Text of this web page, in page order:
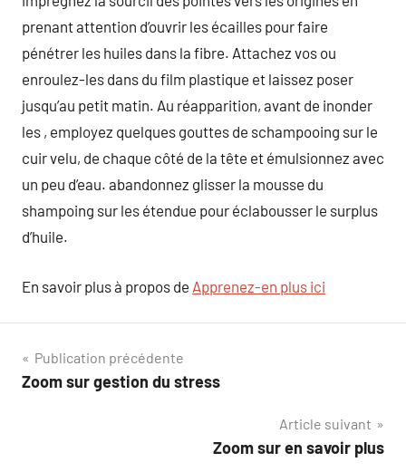
prenant attention d’ouvrir les écailles pour faire
pénétrer les huiles dans la fibre. Attachez vos ou
enroulez-les dans du film plastique et laissez poser
jusqu’au petit matin. Au réapparition, avant de inonder
les , employez quelques gouttes de schampooing sur le
cuir velu, de chaque côté de la tête et émulsionnez avec
un peu d’eau. abandonnez glisser la mousse du
shampoing sur les étendue pour éclabousser le surplus
d’huile.
En savoir plus à propos de Apprenez-en plus ici
Navigation
de
Publication précédente
Zoom sur gestion du stress
Article suivant
Zoom sur en savoir plus